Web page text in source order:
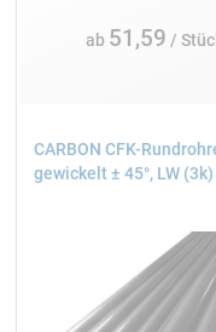
ab 51,59 /
CARBON CFK-
gewickelt ± 45°, LW (3k)